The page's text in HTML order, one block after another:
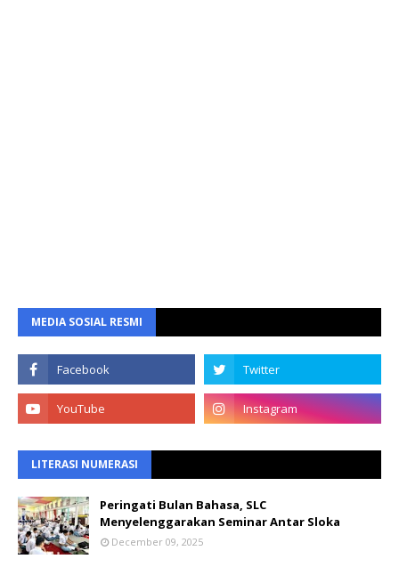
MEDIA SOSIAL RESMI
LITERASI NUMERASI
Peringati Bulan Bahasa, SLC
Menyelenggarakan Seminar Antar Sloka
December 09, 2025